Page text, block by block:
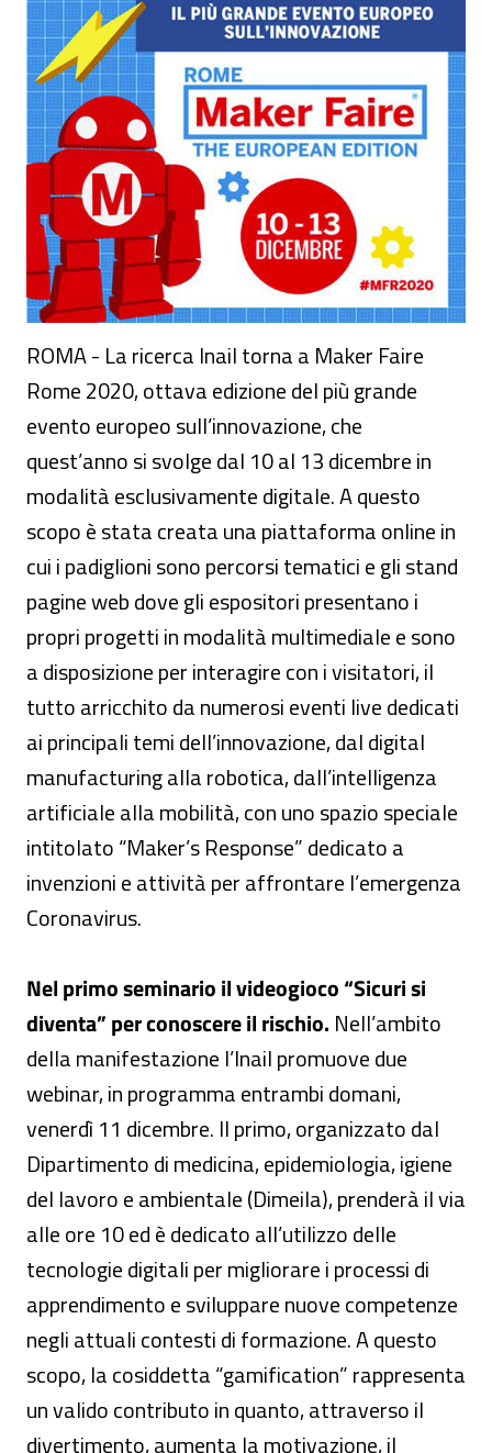
Sicurezza sul lavoro e innovazione, la
ROMA - La ricerca Inail torna a Maker Faire
Rome 2020, ottava edizione del più grande
evento europeo sull’innovazione, che
quest’anno si svolge dal 10 al 13 dicembre in
modalità esclusivamente digitale. A questo
scopo è stata creata una piattaforma online in
cui i padiglioni sono percorsi tematici e gli stand
pagine web dove gli espositori presentano i
propri progetti in modalità multimediale e sono
a disposizione per interagire con i visitatori, il
tutto arricchito da numerosi eventi live dedicati
ai principali temi dell’innovazione, dal digital
manufacturing alla robotica, dall’intelligenza
artificiale alla mobilità, con uno spazio speciale
intitolato “Maker’s Response” dedicato a
invenzioni e attività per affrontare l’emergenza
Coronavirus.
Nel primo seminario il videogioco “Sicuri si
diventa” per conoscere il rischio. Nell’ambito
della manifestazione l’Inail promuove due
webinar, in programma entrambi domani,
venerdì 11 dicembre. Il primo, organizzato dal
Dipartimento di medicina, epidemiologia, igiene
del lavoro e ambientale (Dimeila), prenderà il via
alle ore 10 ed è dedicato all’utilizzo delle
tecnologie digitali per migliorare i processi di
apprendimento e sviluppare nuove competenze
negli attuali contesti di formazione. A questo
scopo, la cosiddetta “gamification” rappresenta
un valido contributo in quanto, attraverso il
divertimento, aumenta la motivazione, il